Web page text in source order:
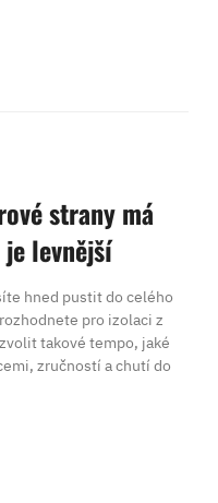
strany má
levnější
hned pustit do celého
pro izolaci z
takové tempo, jaké
zručností a chutí do